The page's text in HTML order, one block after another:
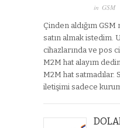
inGSM
Çinden aldığım
satın almak istedim.
cihazlarında ve pos
M2M hat alayım
M2M hat satmadılar.
iletişimi sadece